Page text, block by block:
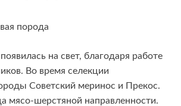
порода
на свет, благодаря работе
Во время селекции
Советский меринос и Прекос.
мясо-шерстяной направленности.